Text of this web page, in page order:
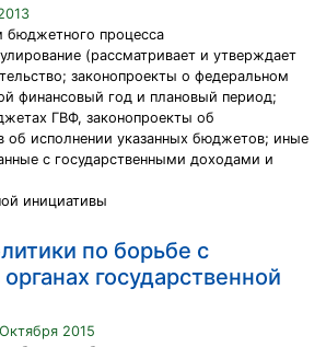
бюджетного процесса
(рассматривает и утверждает
законопроекты о федеральном
финансовый год и плановый период;
ГВФ, законопроекты об
об исполнении указанных бюджетов; иные
с государственными доходами и
инициативы
по борьбе с
государственной
2015